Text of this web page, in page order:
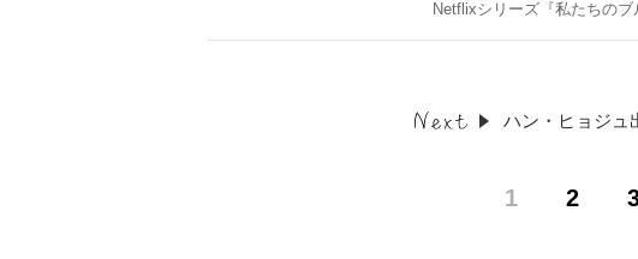
Netflixシリーズ『私たちの
ハン・ヒョジュ
1 2